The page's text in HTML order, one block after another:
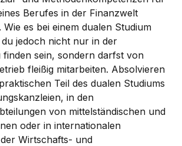
Berufes in der Finanzwelt
es bei einem dualen Studium
jedoch nicht nur in der
sein, sondern darfst von
fleißig mitarbeiten. Absolvieren
Teil des dualen Studiums
in den
von mittelständischen und
oder in internationalen
Wirtschafts- und